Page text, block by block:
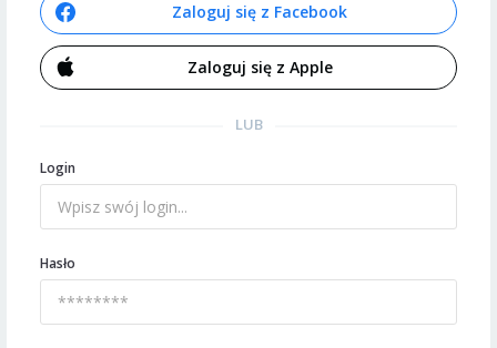
Zaloguj się z Facebook
Zaloguj się z Apple
LUB
Login
Hasło